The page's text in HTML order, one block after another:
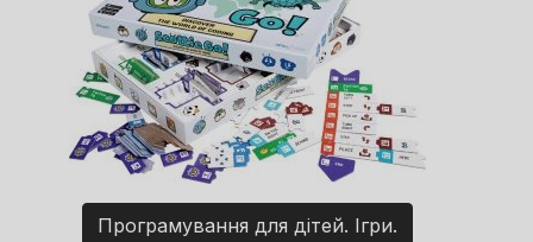
Програмування для дітей. Ігри.